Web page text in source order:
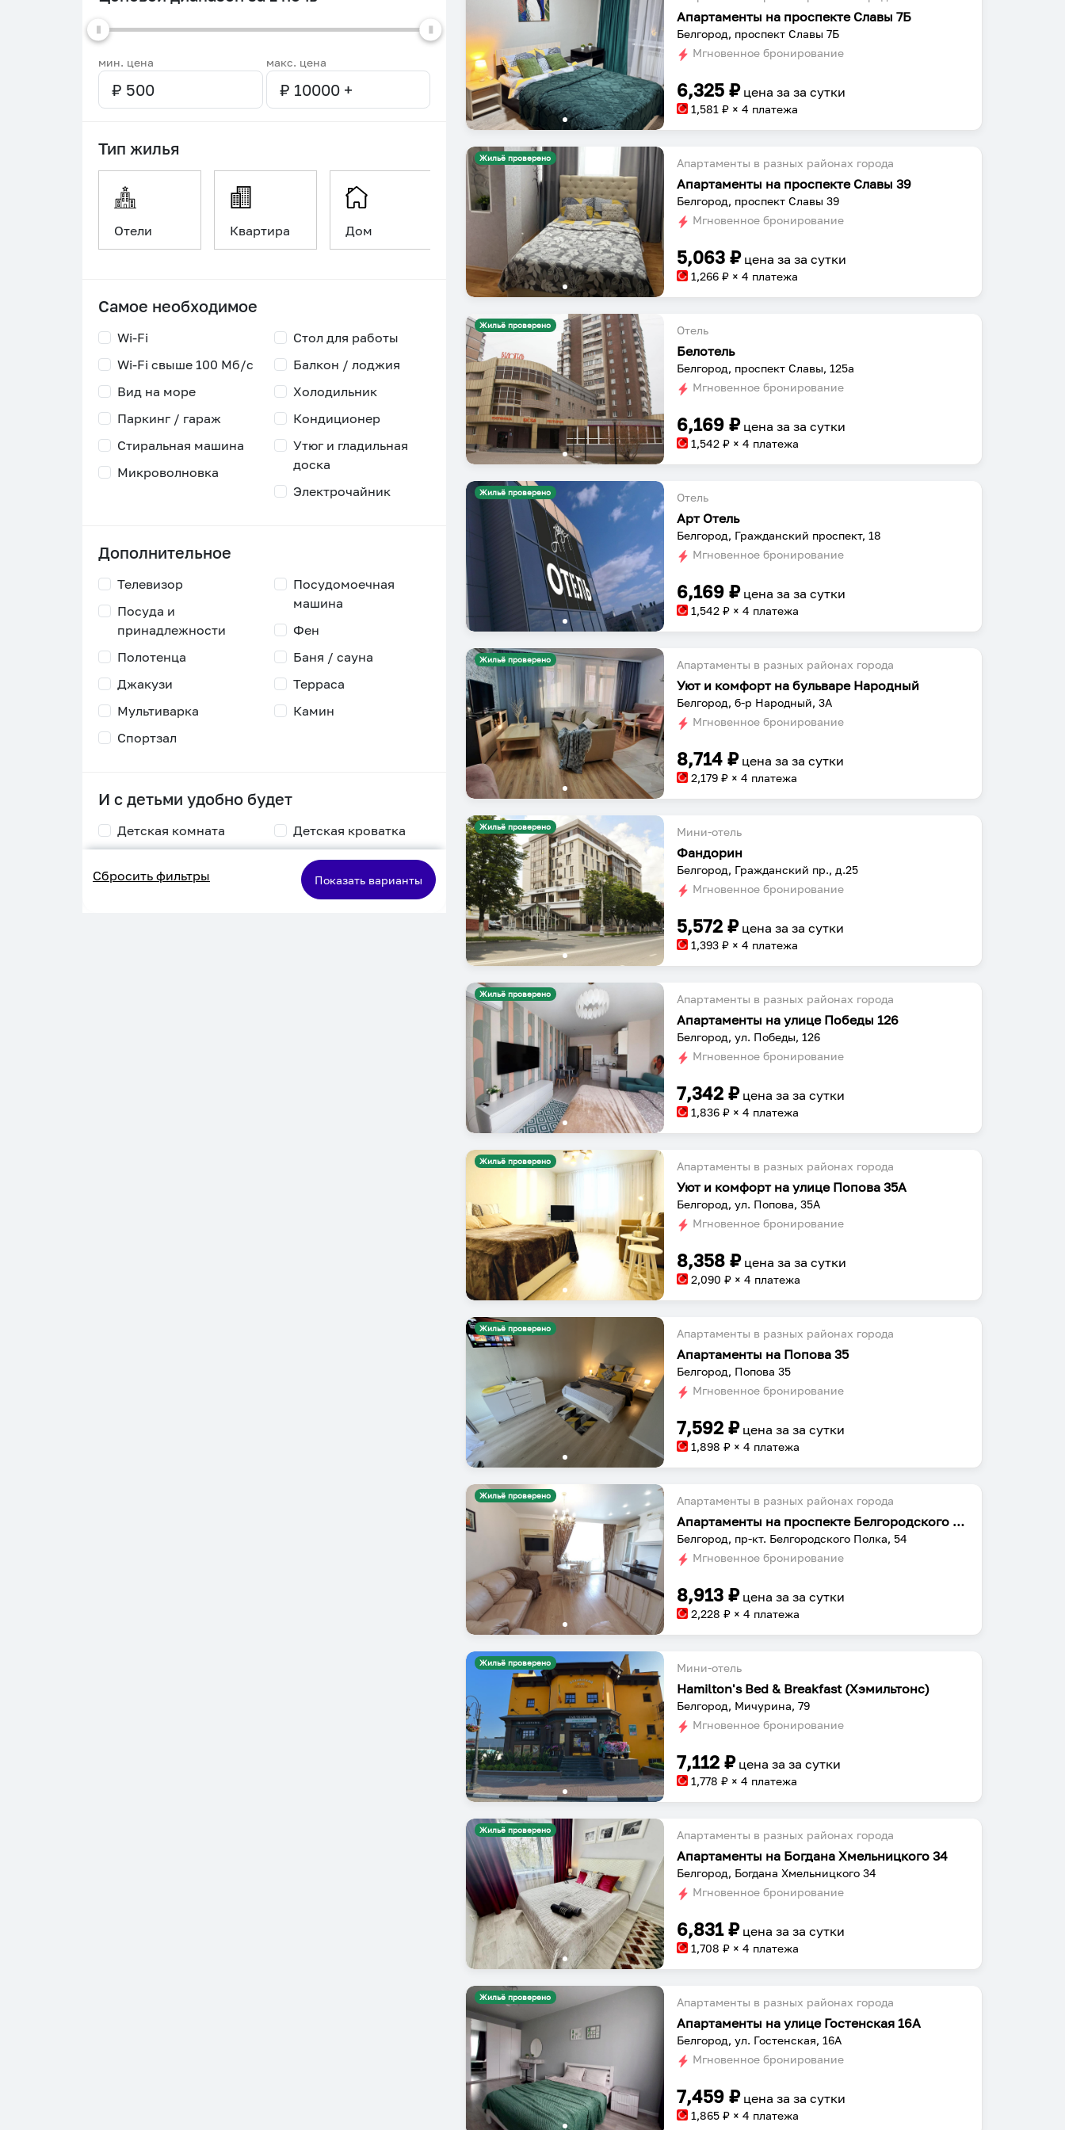
мин. цена макс. цена
Тип жилья
Отели Квартира Дом Уникальное
Самое необходимое
Wi-Fi
Wi-Fi свыше 100 Мб/с
Стол для работы
Балкон / лоджия
Вид на море
Паркинг / гараж
Холодильник
Кондиционер
Стиральная машина
Микроволновка
Утюг и гладильная
доска
Электрочайник
Дополнительное
Телевизор
Посуда и
принадлежности
Посудомоечная
машина
Фен
Полотенца
Джакузи
Баня / сауна
Терраса
Мультиварка
Спортзал
Камин
И с детьми удобно будет
Детская комната
кормления
Детская кроватка
Двухъярусная
кровать
Сбросить фильтры Показать варианты
Апартаменты на проспекте Славы 7Б
Белгород, проспект Славы 7Б
Мгновенное бронирование
6,325 ₽ цена заза сутки
1,581 ₽ × 4 платежа
Жильё проверено Апартаменты в разных районах города
Апартаменты на проспекте Славы 39
Белгород, проспект Славы 39
Мгновенное бронирование
5,063 ₽ цена заза сутки
1,266 ₽ × 4 платежа
Жильё проверено Отель
Белотель
Белгород, проспект Славы, 125а
Мгновенное бронирование
6,169 ₽ цена заза сутки
1,542 ₽ × 4 платежа
Жильё проверено Отель
Арт Отель
Белгород, Гражданский проспект, 18
Мгновенное бронирование
6,169 ₽ цена заза сутки
1,542 ₽ × 4 платежа
Жильё проверено Апартаменты в разных районах города
Уют и комфорт на бульваре Народный
Белгород, б-р Народный, 3А
Мгновенное бронирование
8,714 ₽ цена заза сутки
2,179 ₽ × 4 платежа
Жильё проверено Мини-отель
Фандорин
Белгород, Гражданский пр., д.25
Мгновенное бронирование
5,572 ₽ цена заза сутки
1,393 ₽ × 4 платежа
Жильё проверено Апартаменты в разных районах города
Апартаменты на улице Победы 126
Белгород, ул. Победы, 126
Мгновенное бронирование
7,342 ₽ цена заза сутки
1,836 ₽ × 4 платежа
Жильё проверено Апартаменты в разных районах города
Уют и комфорт на улице Попова 35А
Белгород, ул. Попова, 35А
Мгновенное бронирование
8,358 ₽ цена заза сутки
2,090 ₽ × 4 платежа
Жильё проверено Апартаменты в разных районах города
Апартаменты на Попова 35
Белгород, Попова 35
Мгновенное бронирование
7,592 ₽ цена заза сутки
1,898 ₽ × 4 платежа
Жильё проверено Апартаменты в разных районах города
Апартаменты на проспекте Белгородского Полка 54
Белгород, пр-кт. Белгородского Полка, 54
Мгновенное бронирование
8,913 ₽ цена заза сутки
2,228 ₽ × 4 платежа
Жильё проверено Мини-отель
Hamilton's Bed & Breakfast (Хэмильтонс)
Белгород, Мичурина, 79
Мгновенное бронирование
7,112 ₽ цена заза сутки
1,778 ₽ × 4 платежа
Жильё проверено Апартаменты в разных районах города
Апартаменты на Богдана Хмельницкого 34
Белгород, Богдана Хмельницкого 34
Мгновенное бронирование
6,831₽ цена заза сутки
1,708 ₽ × 4 платежа
Жильё проверено Апартаменты в разных районах города
Апартаменты на улице Гостенская 16А
Белгород, ул. Гостенская, 16А
Мгновенное бронирование
7,459 ₽ цена заза сутки
1,865 ₽ × 4 платежа